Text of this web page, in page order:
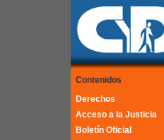
Contenidos
Derechos
Acceso a la Justicia
Boletín Oficial